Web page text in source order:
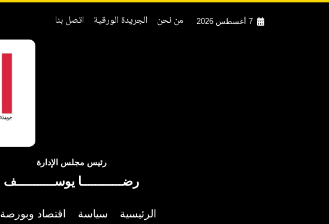
7 أغسطس 2026 من نحن الجريدة الورقية اتصل بنا
رئيس مجلس الإدارة
رضــــــــــــا يوســـــــــــف
الرئيسية سياسة اقتصاد وبورصة